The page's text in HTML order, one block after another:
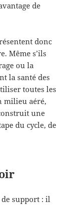
de
donc
Même s’ils
ou la
la santé des
toutes les
milieu aéré,
une
du cycle, de
support : il